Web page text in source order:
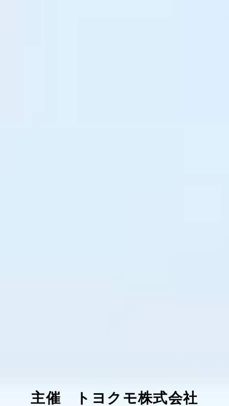
主催 トヨクモ株式会社